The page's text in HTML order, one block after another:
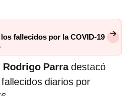
fallecidos por la COVID-19
Rodrigo Parradestacó
diarios por